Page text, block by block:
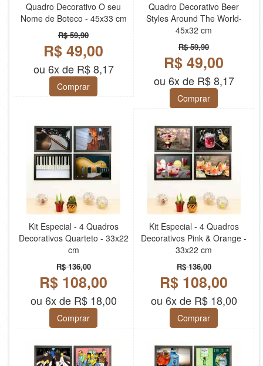
Quadro Decorativo O seu
Nome de Boteco - 45x33 cm
R$ 59,90
R$ 49,00
ou 6x de R$ 8,17
Comprar
Quadro Decorativo Beer
Styles Around The World-
45x32 cm
R$ 59,90
R$ 49,00
ou 6x de R$ 8,17
Comprar
Kit Especial - 4 Quadros
Decorativos Quarteto - 33x22
cm
R$ 136,00
R$ 108,00
ou 6x de R$ 18,00
Comprar
Kit Especial - 4 Quadros
Decorativos Pink & Orange -
33x22 cm
R$ 136,00
R$ 108,00
ou 6x de R$ 18,00
Comprar